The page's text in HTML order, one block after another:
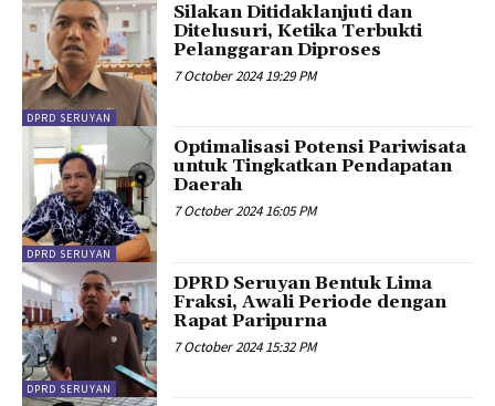
DPRD SERUYAN
Silakan Ditidaklanjuti dan
Ditelusuri, Ketika Terbukti
Pelanggaran Diproses
7 October 2024 19:29 PM
DPRD SERUYAN
Optimalisasi Potensi Pariwisata
untuk Tingkatkan Pendapatan
Daerah
7 October 2024 16:05 PM
DPRD SERUYAN
DPRD Seruyan Bentuk Lima
Fraksi, Awali Periode dengan
Rapat Paripurna
7 October 2024 15:32 PM